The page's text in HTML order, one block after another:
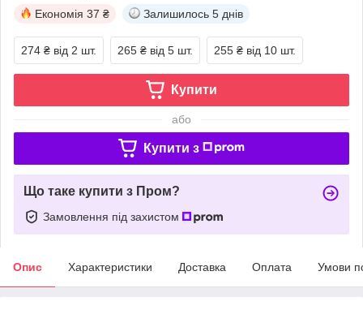
Економія 37 ₴ Залишилось 5 днів
274 ₴ від 2 шт. 265 ₴ від 5 шт. 255 ₴ від 10 шт.
Купити
або
Купити з
Що таке купити з Пром?
Замовлення під захистом
Опис Характеристики Доставка Оплата Умови